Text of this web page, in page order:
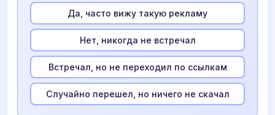
Да, часто вижу такую рекламу
Нет, никогда не встречал
Встречал, но не переходил по ссылкам
Случайно перешел, но ничего не скачал